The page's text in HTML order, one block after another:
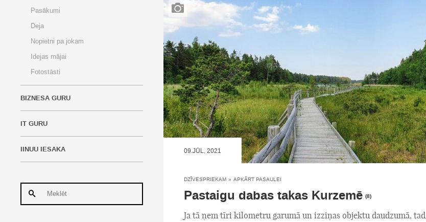
Pasākumi
Deja
Nopietni pa jokam
Idejas mājai
Fotostāsti
BIZNESA GURU
IT GURU
IINUU IESAKA 09.JŪL, 2021
DZĪVESPRIEKAM » APKĀRT PASAULEI
Pastaigu dabas takas Kurzemē (8)
Ja tā ņem tīri kilometru garumā un izziņas objektu daudzumā, tad